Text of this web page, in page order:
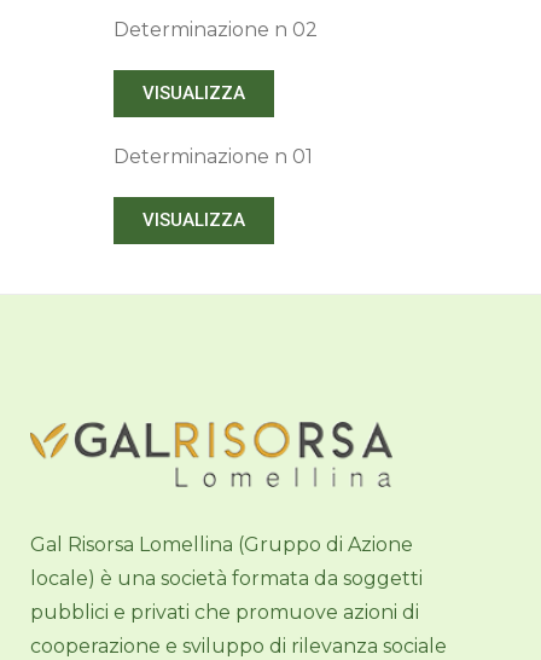
Determinazione n 02
VISUALIZZA
Determinazione n 01
VISUALIZZA
Gal Risorsa Lomellina (Gruppo di Azione
locale) è una società formata da soggetti
pubblici e privati che promuove azioni di
cooperazione e sviluppo di rilevanza sociale